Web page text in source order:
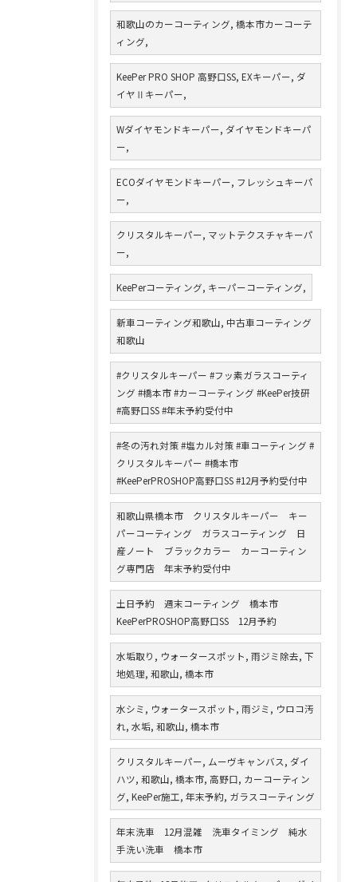
和歌山のカーコーティング, 橋本市カーコーテ
ィング,
KeePer PRO SHOP 高野口SS, EXキーパー, ダ
イヤⅡキーパー,
Wダイヤモンドキーパー, ダイヤモンドキーパ
ー,
ECOダイヤモンドキーパー, フレッシュキーパ
ー,
クリスタルキーパー, マットテクスチャキーパ
ー,
KeePerコーティング, キーパーコーティング,
新車コーティング和歌山, 中古車コーティング
和歌山
#クリスタルキーパー #フッ素ガラスコーティ
ング #橋本市 #カーコーティング #KeePer技研
#高野口SS #年末予約受付中
#冬の汚れ対策 #塩カル対策 #車コーティング #
クリスタルキーパー #橋本市
#KeePerPROSHOP高野口SS #12月予約受付中
和歌山県橋本市 クリスタルキーパー キー
パーコーティング ガラスコーティング 日
産ノート ブラックカラー カーコーティン
グ専門店 年末予約受付中
土日予約 週末コーティング 橋本市
KeePerPROSHOP高野口SS 12月予約
水垢取り, ウォータースポット, 雨ジミ除去, 下
地処理, 和歌山, 橋本市
水シミ, ウォータースポット, 雨ジミ, ウロコ汚
れ, 水垢, 和歌山, 橋本市
クリスタルキーパー, ムーヴキャンバス, ダイ
ハツ, 和歌山, 橋本市, 高野口, カーコーティン
グ, KeePer施工, 年末予約, ガラスコーティング
年末洗車 12月混雑 洗車タイミング 純水
手洗い洗車 橋本市